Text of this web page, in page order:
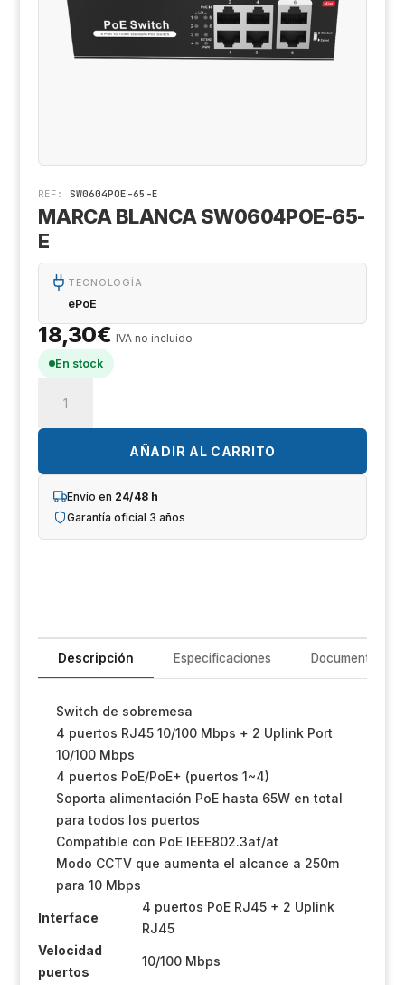
REF:SW0604POE-65-E
MARCA BLANCA SW0604POE-65-
E
TECNOLOGÍA
ePoE
18,30€ IVA no incluido
En stock
BLANCA
SW0604POE-
E
cantidad
AÑADIR AL CARRITO
Envío en 24/48 h
Garantía oficial 3 años
Descripción Especificaciones Documentación
Switch de sobremesa
4 puertos RJ45 10/100 Mbps + 2 Uplink Port
10/100 Mbps
4 puertos PoE/PoE+ (puertos 1~4)
Soporta alimentación PoE hasta 65W en total
para todos los puertos
Compatible con PoE IEEE802.3af/at
Modo CCTV que aumenta el alcance a 250m
para 10 Mbps
Interface
4 puertos PoE RJ45 + 2 Uplink
RJ45
Velocidad
puertos
10/100 Mbps